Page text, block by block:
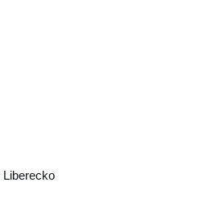
Liberecko